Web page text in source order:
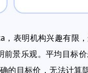
表明机构兴趣有限
前景乐观。平均目标
的目标价，无法计